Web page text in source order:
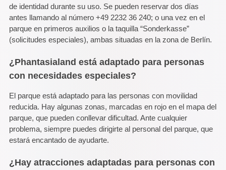
de identidad durante su uso. Se pueden reservar dos días
antes llamando al número +49 2232 36 240; o una vez en el
parque en primeros auxilios o la taquilla “Sonderkasse”
(solicitudes especiales), ambas situadas en la zona de Berlín.
¿Phantasialand está adaptado para personas
con necesidades especiales?
El parque está adaptado para las personas con movilidad
reducida. Hay algunas zonas, marcadas en rojo en el mapa del
parque, que pueden conllevar dificultad. Ante cualquier
problema, siempre puedes dirigirte al personal del parque, que
estará encantado de ayudarte.
¿Hay atracciones adaptadas para personas con